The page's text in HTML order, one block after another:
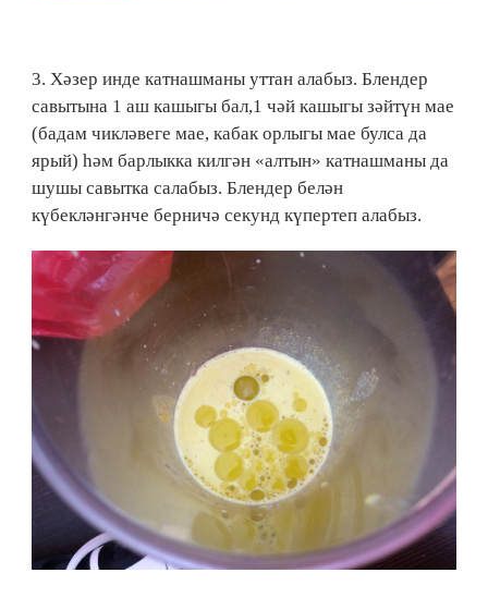
3. Хәзер инде катнашманы уттан алабыз. Блендер
савытына 1 аш кашыгы бал,1 чәй кашыгы зәйтүн мае
(бадам чикләвеге мае, кабак орлыгы мае булса да
ярый) һәм барлыкка килгән «алтын» катнашманы да
шушы савытка салабыз. Блендер белән
күбекләнгәнче берничә секунд күпертеп алабыз.